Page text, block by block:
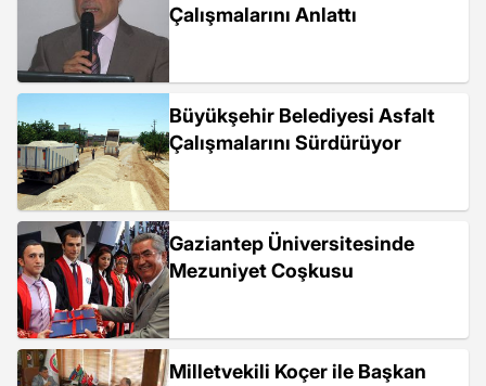
Çalışmalarını Anlattı
Büyükşehir Belediyesi Asfalt
Çalışmalarını Sürdürüyor
Gaziantep Üniversitesinde
Mezuniyet Coşkusu
Milletvekili Koçer ile Başkan